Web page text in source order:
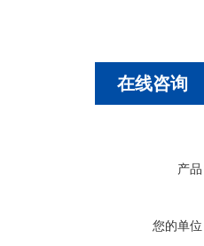
在线咨询
产品
您的单位